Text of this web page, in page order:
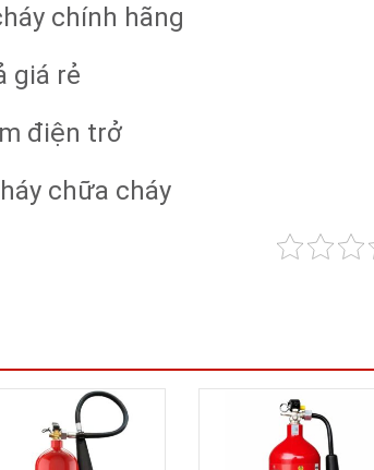
chính hãng
giá rẻ
điện trở
chữa cháy